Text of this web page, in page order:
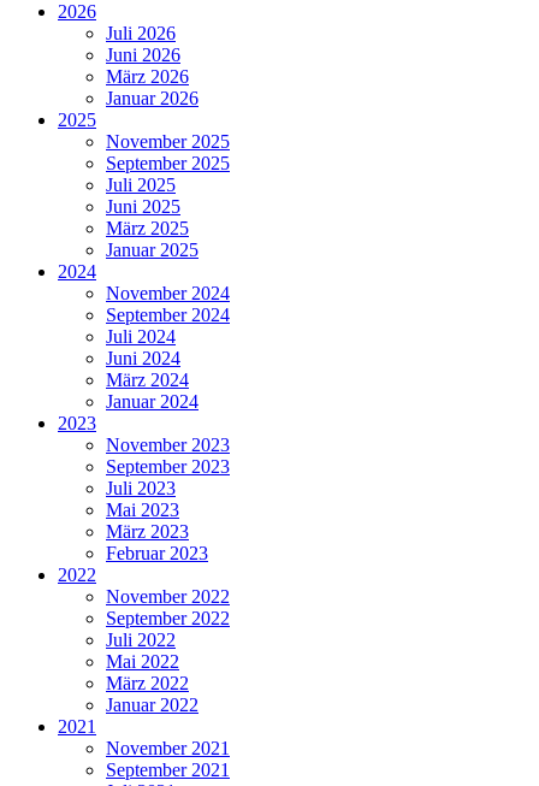
2026
Juli 2026
Juni 2026
März 2026
Januar 2026
2025
November 2025
September 2025
Juli 2025
Juni 2025
März 2025
Januar 2025
2024
November 2024
September 2024
Juli 2024
Juni 2024
März 2024
Januar 2024
2023
November 2023
September 2023
Juli 2023
Mai 2023
März 2023
Februar 2023
2022
November 2022
September 2022
Juli 2022
Mai 2022
März 2022
Januar 2022
2021
November 2021
September 2021